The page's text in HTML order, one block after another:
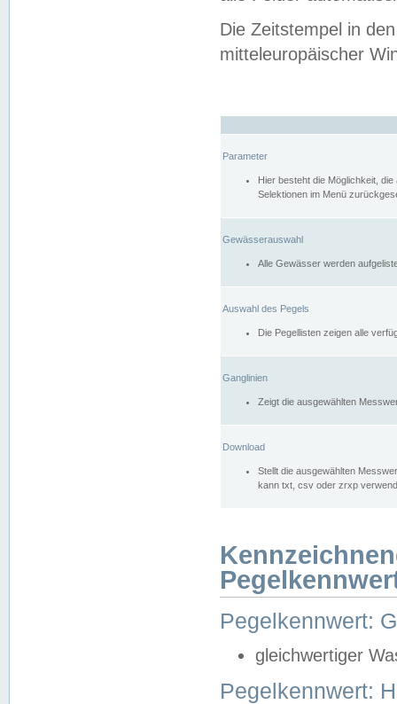
Die Zeitstempel in
mitteleuropäischer
Parameter
Hier besteht die Möglichkeit,
Selektionen im Menü
Gewässerauswahl
Alle Gewässer werden
Auswahl des Pegels
Die Pegellisten zeigen alle
Ganglinien
Zeigt die ausgewählten
Download
Stellt die ausgewählten
kann txt, csv oder zrxp
Pegelkennwert:
gleichwertiger
Pegelkennwert: